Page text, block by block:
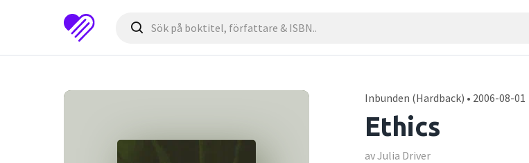
Inbunden (Hardback) • 2006-08-01
Ethics
av Julia Driver